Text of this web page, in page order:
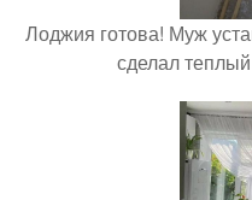
Лоджия готова! Муж
сделал